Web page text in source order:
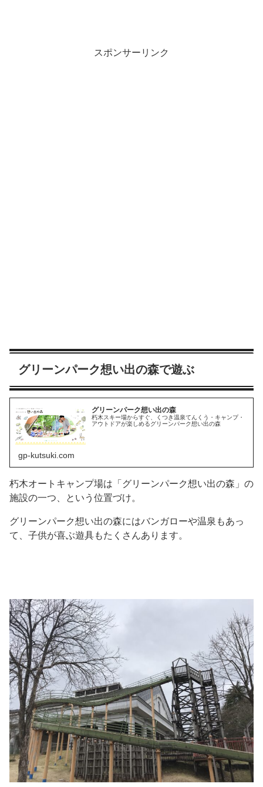
スポンサーリンク
グリーンパーク想い出の森で遊ぶ
グリーンパーク想い出の森
朽木スキー場からすぐ、くつき温泉てんくう・キャンプ・
アウトドアが楽しめるグリーンパーク想い出の森
gp-kutsuki.com
朽木オートキャンプ場は「グリーンパーク想い出の森」の
施設の一つ、という位置づけ。
グリーンパーク想い出の森にはバンガローや温泉もあっ
て、子供が喜ぶ遊具もたくさんあります。